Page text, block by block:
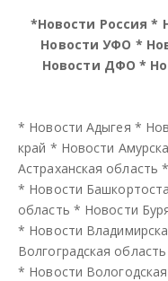
*Новости Россия *
Новости УФО *
Новости ДФО *
* Новости Адыгея *
край * Новости
Астраханская область *
* Новости
область * Новости
* Новости
Волгоградская область
* Новости